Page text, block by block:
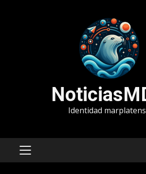
Identidad
MENÚ